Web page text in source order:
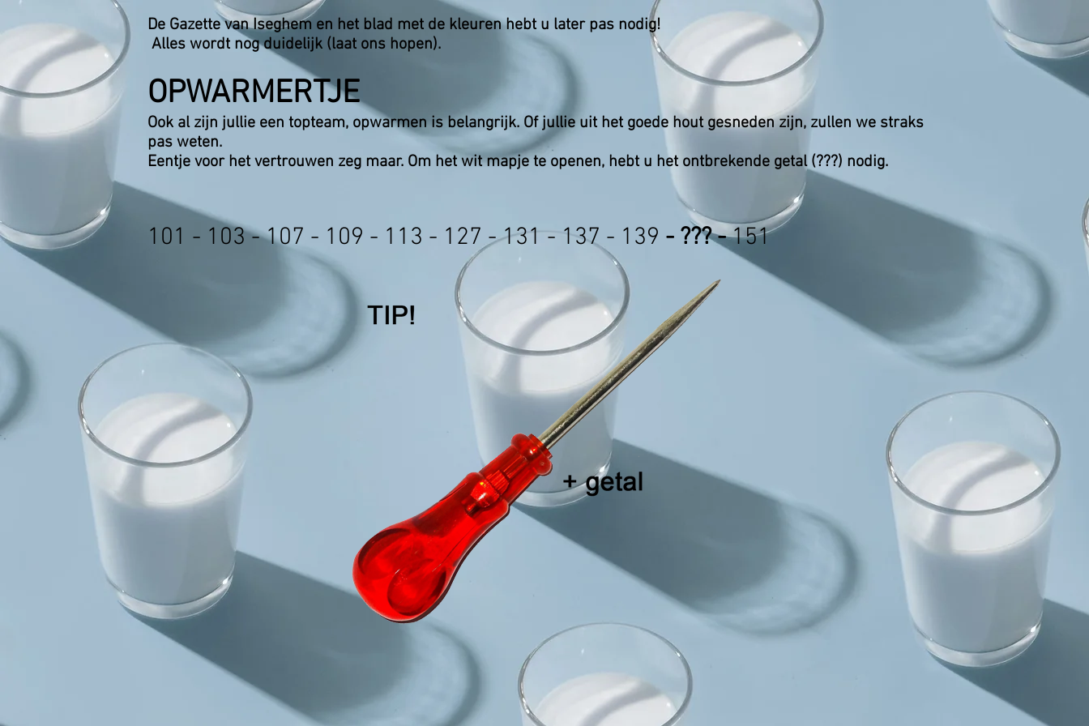
De Gazette van Iseghem en het blad met de kleuren hebt u later pas nodig!
Alles wordt nog duidelijk (laat ons hopen).
OPWARMERTJE
Ook al zijn jullie een topteam, opwarmen is belangrijk. Of jullie uit het goede hout gesneden zijn, zullen we straks
pas weten.
Eentje voor het vertrouwen zeg maar. Om het wit mapje te openen, hebt u het ontbrekende getal (???) nodig.
101 - 103 - 107 - 109 - 113 - 127 - 131 - 137 - 139 - ??? -151